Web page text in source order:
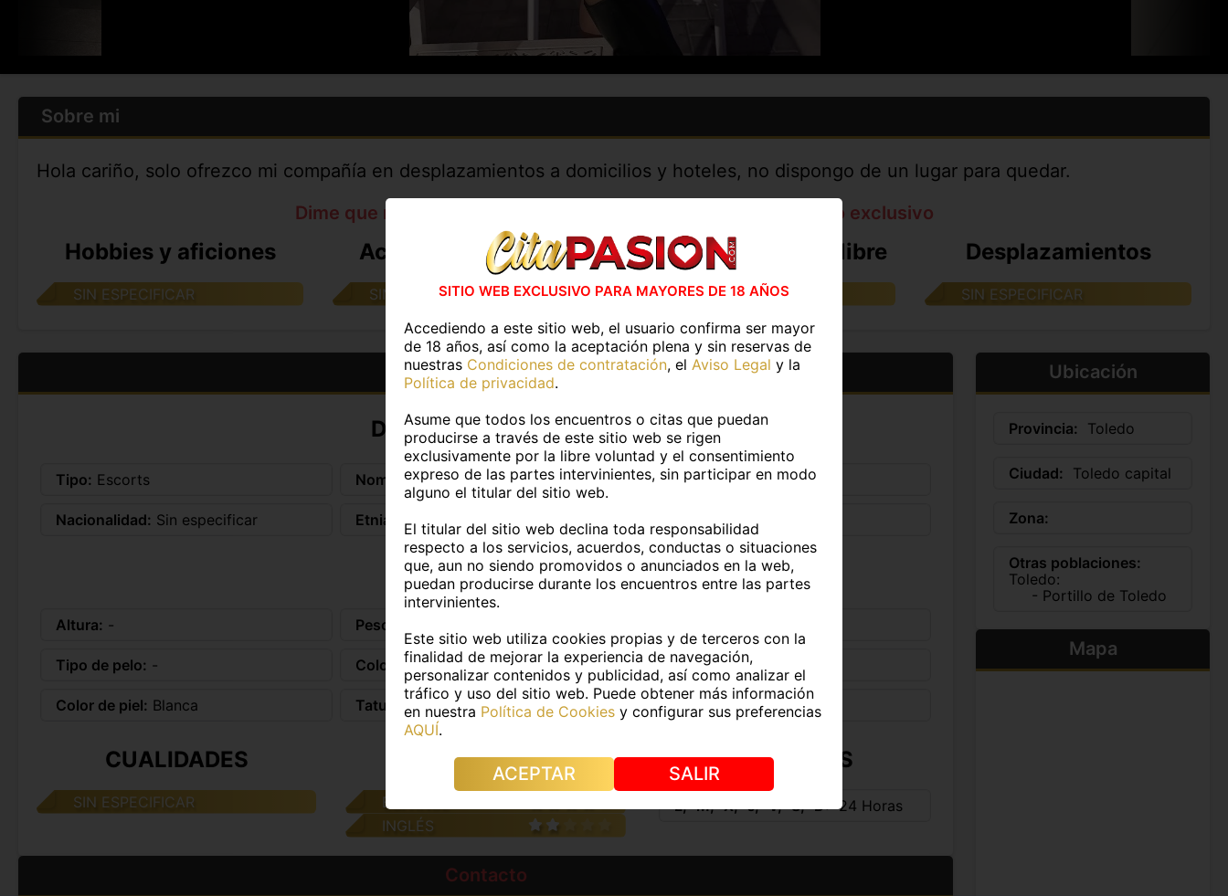
Sobre mi
Hola cariño, solo ofrezco mi compañía en desplazamientos a domicilios y hoteles, no dispongo de un lugar para quedar.
Dime que me has visto en
y tendrás un trato exclusivo
Hobbies y aficiones
SIN ESPECIFICAR
Actividades en casa
SIN ESPECIFICAR
Actividades al aire libre
SIN ESPECIFICAR
Desplazamientos
SIN ESPECIFICAR
Más información
DATOS PERSONALES
Tipo: Escorts Nombre: Alison Edad: 21 años
Nacionalidad: Sin especificar Etnia: Latina Fumador@: No
DATOS FÍSICOS
Altura: - Peso:
Tipo de pelo: - Color de pelo: Negro Color de ojos:
Color de piel: Blanca Tatuajes: No Piercings: No
CUALIDADES
SIN ESPECIFICAR
IDIOMAS
ESPAÑOL
INGLÉS
HORARIOS
L M X J V S D 24 Horas
Contacto
Ubicación
Provincia: Toledo
Ciudad: Toledo capital
Zona:
Otras poblaciones:
Toledo:
- Portillo de Toledo
Mapa
SITIO WEB EXCLUSIVO PARA MAYORES DE 18 AÑOS
Accediendo a este sitio web, el usuario confirma ser mayor
de 18 años, así como la aceptación plena y sin reservas de
nuestras Condiciones de contratación, el Aviso Legal y la
Política de privacidad.
Asume que todos los encuentros o citas que puedan
producirse a través de este sitio web se rigen
exclusivamente por la libre voluntad y el consentimiento
expreso de las partes intervinientes, sin participar en modo
alguno el titular del sitio web.
El titular del sitio web declina toda responsabilidad
respecto a los servicios, acuerdos, conductas o situaciones
que, aun no siendo promovidos o anunciados en la web,
puedan producirse durante los encuentros entre las partes
intervinientes.
Este sitio web utiliza cookies propias y de terceros con la
finalidad de mejorar la experiencia de navegación,
personalizar contenidos y publicidad, así como analizar el
tráfico y uso del sitio web. Puede obtener más información
en nuestra Política de Cookies y configurar sus preferencias
AQUÍ.
ACEPTAR SALIR